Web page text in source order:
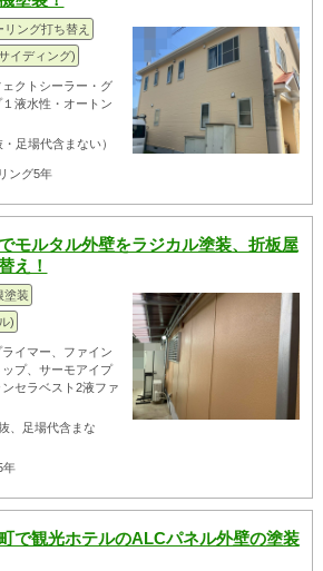
リング打ち替え
イディング)
クトシーラー・グ
液水性・オートン
足場代含まない）
ング5年
モルタル外壁をラジカル塗装、折板屋
え！
塗装
)
イマー、ファイン
プ、サーモアイプ
セラベスト2液ファ
、足場代含まな
年
で観光ホテルのALCパネル外壁の塗装